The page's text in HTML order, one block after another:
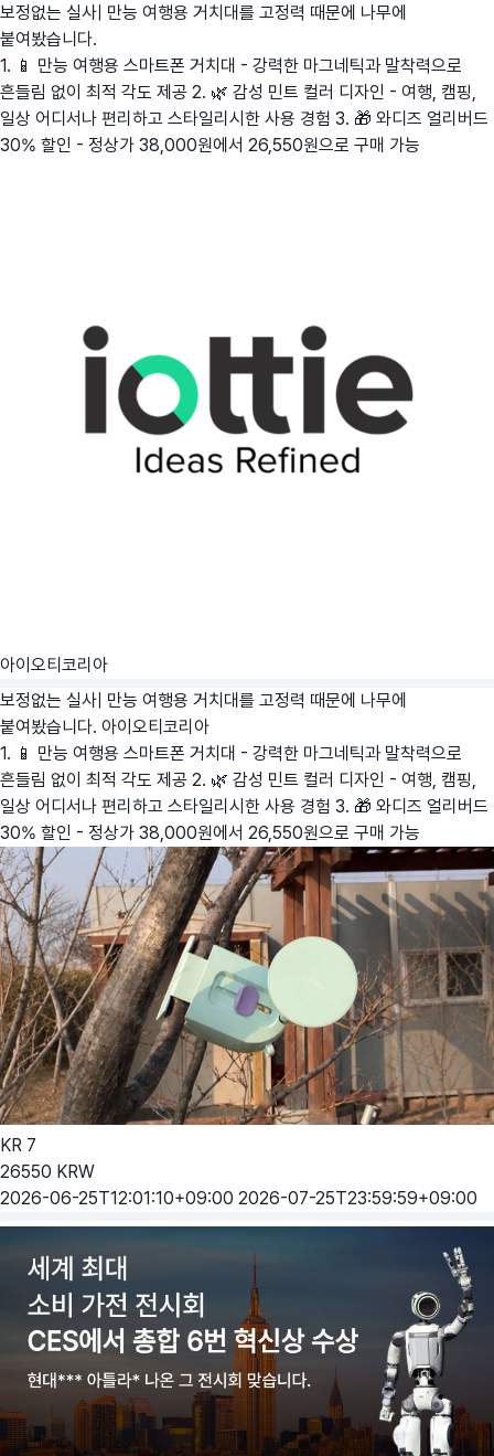
보정없는 실사| 만능 여행용 거치대를 고정력 때문에 나무에
붙여봤습니다.
1. 📱 만능 여행용 스마트폰 거치대 - 강력한 마그네틱과 말착력으로
흔들림 없이 최적 각도 제공 2. 🌿 감성 민트 컬러 디자인 - 여행, 캠핑,
일상 어디서나 편리하고 스타일리시한 사용 경험 3. 🎁 와디즈 얼리버드
30% 할인 - 정상가 38,000원에서 26,550원으로 구매 가능
아이오티코리아
보정없는 실사| 만능 여행용 거치대를 고정력 때문에 나무에
붙여봤습니다. 아이오티코리아
1. 📱 만능 여행용 스마트폰 거치대 - 강력한 마그네틱과 말착력으로
흔들림 없이 최적 각도 제공 2. 🌿 감성 민트 컬러 디자인 - 여행, 캠핑,
일상 어디서나 편리하고 스타일리시한 사용 경험 3. 🎁 와디즈 얼리버드
30% 할인 - 정상가 38,000원에서 26,550원으로 구매 가능
KR 7
26550 KRW
2026-06-25T12:01:10+09:00 2026-07-25T23:59:59+09:00